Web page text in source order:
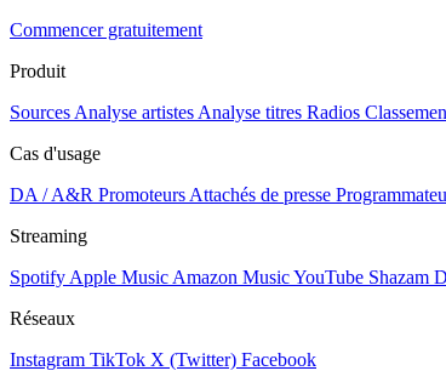
Commencer gratuitement
Produit
Sources Analyse artistes Analyse titres Radios
Cas d'usage
DA / A&R Promoteurs Attachés de presse
Streaming
Spotify Apple Music Amazon MusicYouTube Shazam
Réseaux
Instagram TikTok X (Twitter) Facebook